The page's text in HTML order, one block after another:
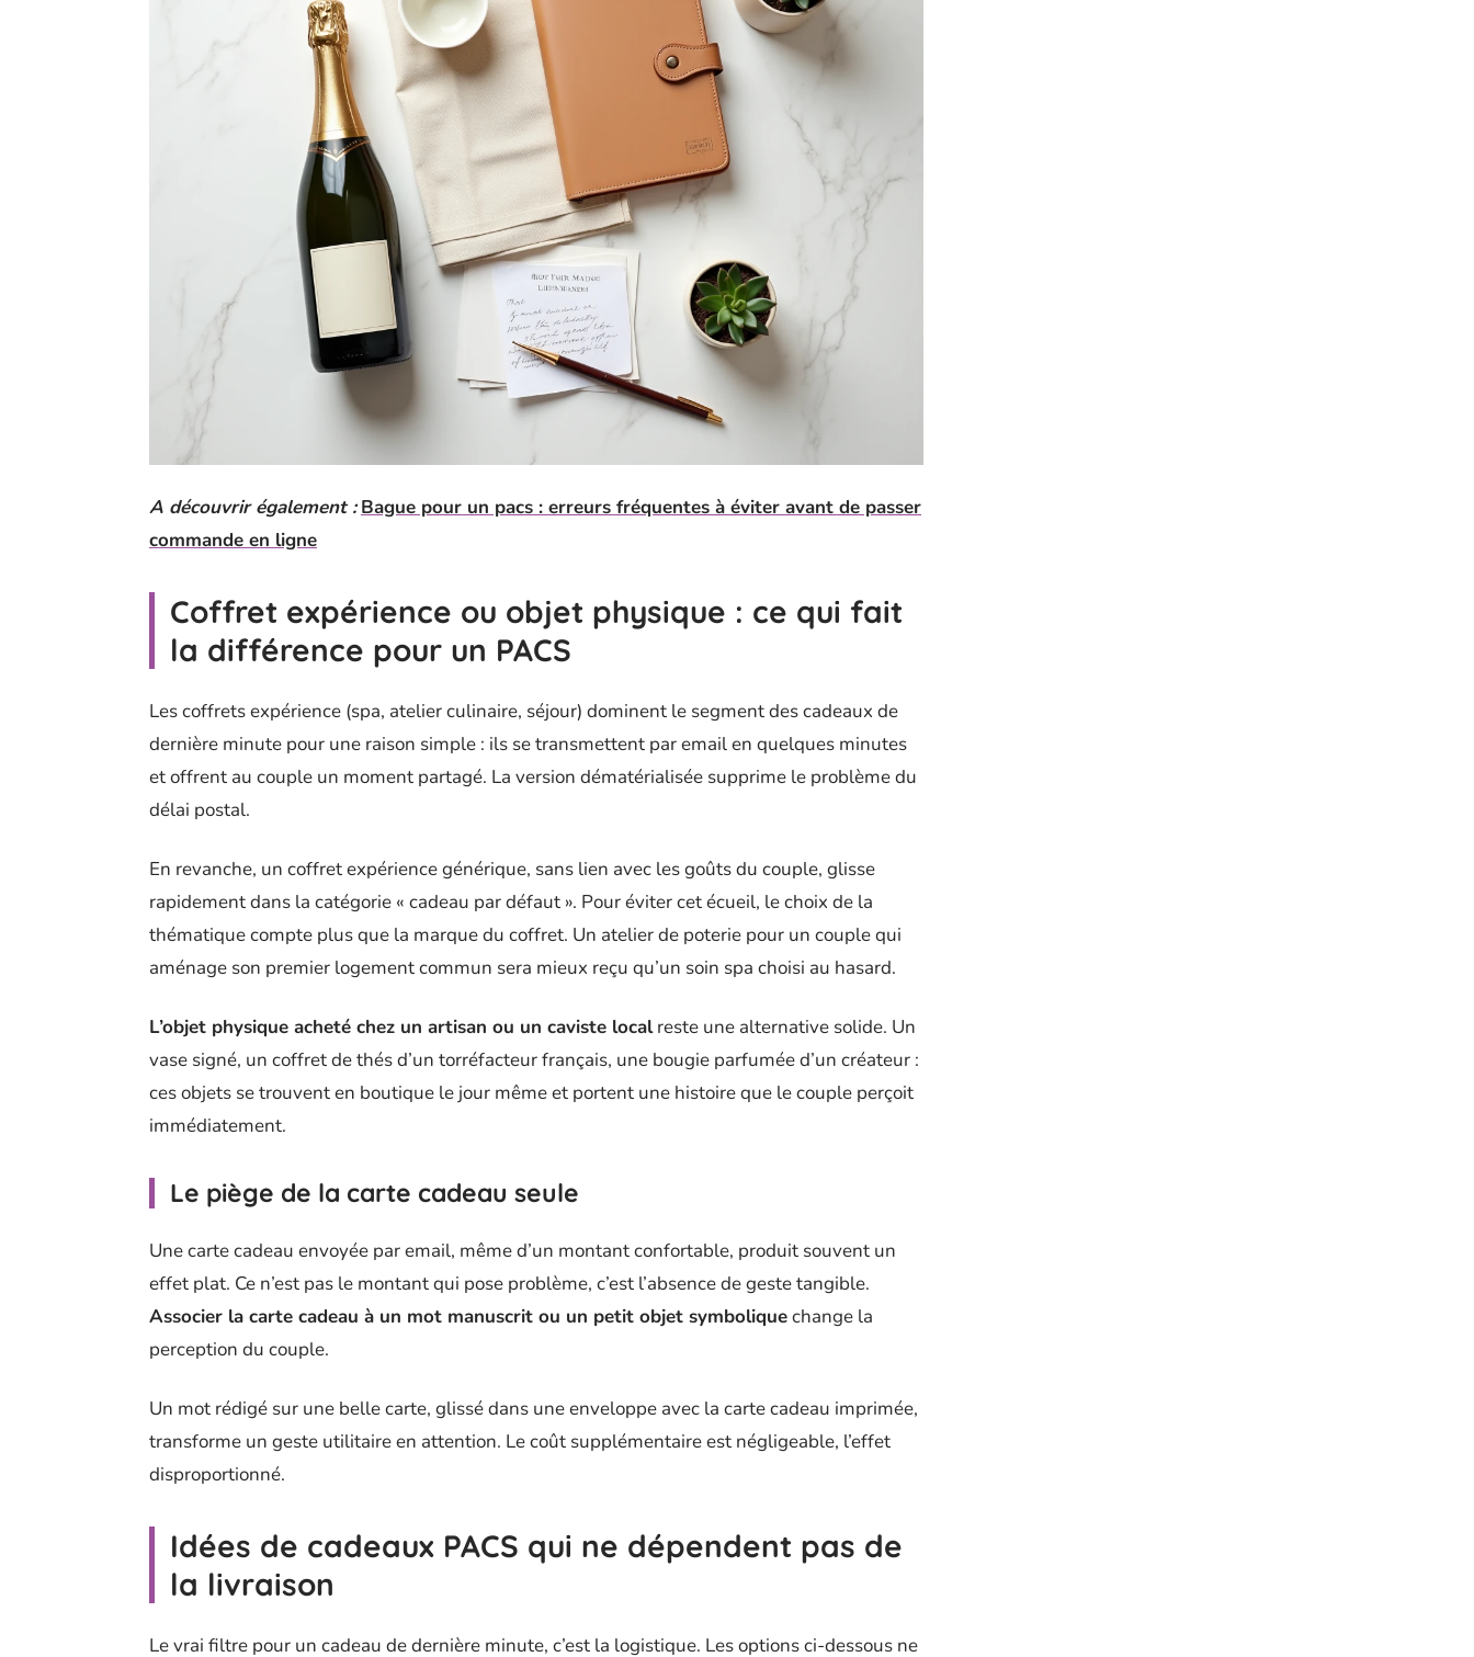
A découvrir également : Bague pour un pacs : erreurs fréquentes à éviter avant de passer
commande en ligne
Coffret expérience ou objet physique : ce qui fait
la différence pour un PACS
Les coffrets expérience (spa, atelier culinaire, séjour) dominent le segment des cadeaux de
dernière minute pour une raison simple : ils se transmettent par email en quelques minutes
et offrent au couple un moment partagé. La version dématérialisée supprime le problème du
délai postal.
En revanche, un coffret expérience générique, sans lien avec les goûts du couple, glisse
rapidement dans la catégorie « cadeau par défaut ». Pour éviter cet écueil, le choix de la
thématique compte plus que la marque du coffret. Un atelier de poterie pour un couple qui
aménage son premier logement commun sera mieux reçu qu’un soin spa choisi au hasard.
L’objet physique acheté chez un artisan ou un caviste localreste une alternative solide. Un
vase signé, un coffret de thés d’un torréfacteur français, une bougie parfumée d’un créateur :
ces objets se trouvent en boutique le jour même et portent une histoire que le couple perçoit
immédiatement.
Le piège de la carte cadeau seule
Une carte cadeau envoyée par email, même d’un montant confortable, produit souvent un
effet plat. Ce n’est pas le montant qui pose problème, c’est l’absence de geste tangible.
Associer la carte cadeau à un mot manuscrit ou un petit objet symboliquechange la
perception du couple.
Un mot rédigé sur une belle carte, glissé dans une enveloppe avec la carte cadeau imprimée,
transforme un geste utilitaire en attention. Le coût supplémentaire est négligeable, l’effet
disproportionné.
Idées de cadeaux PACS qui ne dépendent pas de
la livraison
Le vrai filtre pour un cadeau de dernière minute, c’est la logistique. Les options ci-dessous ne